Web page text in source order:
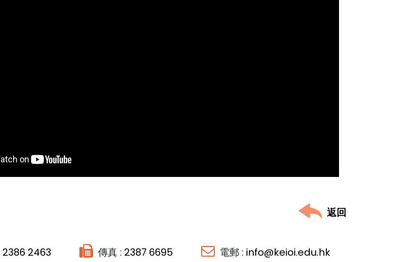
返回
2386 2463 傳真 : 2387 6695 電郵 : info@keioi.edu.hk